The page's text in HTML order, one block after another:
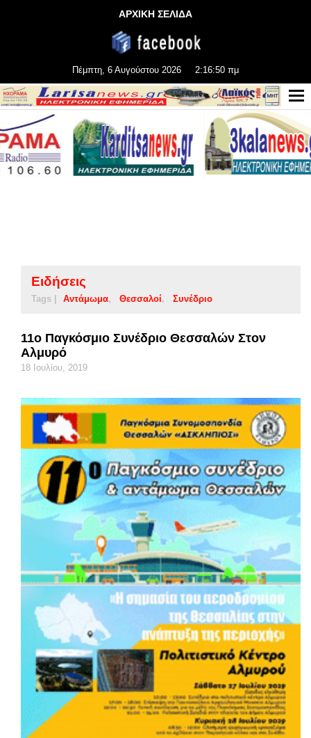
ΑΡΧΙΚΗ ΣΕΛΙΔΑ
Πέμπτη, 6 Αυγούστου 2026 2:16:51 πμ
Ειδήσεις
Tags | Αντάμωμα Θεσσαλοί Συνέδριο
11ο Παγκόσμιο Συνέδριο Θεσσαλών Στον
Αλμυρό
18 Ιουλίου, 2019